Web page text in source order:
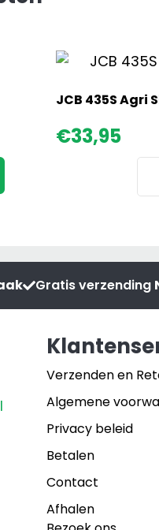
600
JCB 435S Agri
€33,95
Gratis verzending
Verzenden en
Algemene
Privacy beleid
Betalen
Contact
Afhalen